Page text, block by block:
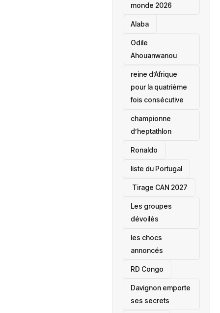
monde 2026
Alaba
Odile
Ahouanwanou
reine d’Afrique
pour la quatrième
fois consécutive
championne
d’heptathlon
Ronaldo
liste du Portugal
‎ Tirage CAN 2027
Les groupes
dévoilés
les chocs
annoncés
‎RD Congo
Davignon emporte
ses secrets